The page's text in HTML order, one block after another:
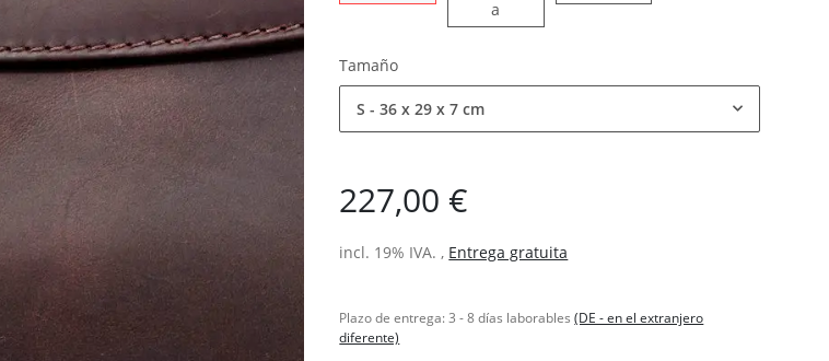
a naturaleza
Tamaño
S - 36 x 29 x 7 cm
227,00 €
incl. 19% IVA. , Entrega gratuita
Plazo de entrega:3 - 8 días laborables(DE - en el extranjero
diferente)